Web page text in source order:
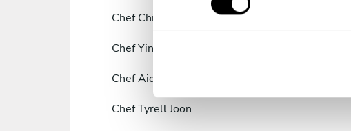
S
e
l
Chef Chin Fatt Ooi
ChefYin Lim
ChefAida Hani Khalid
ChefTyrell Joon